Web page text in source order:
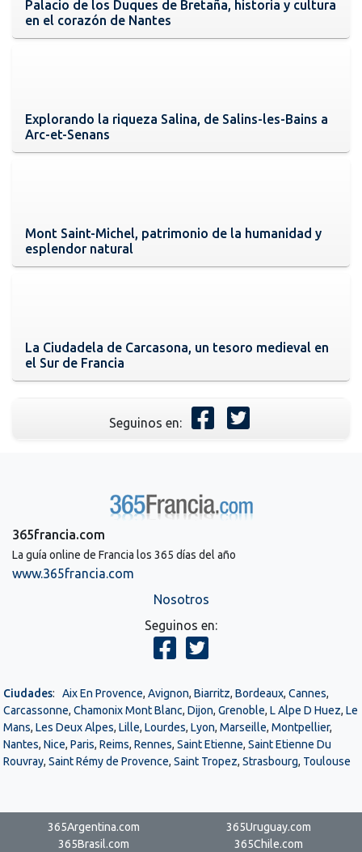
Palacio de los Duques de Bretaña, historia y cultura
en el corazón de Nantes
Explorando la riqueza Salina, de Salins-les-Bains a
Arc-et-Senans
Mont Saint-Michel, patrimonio de la humanidad y
esplendor natural
La Ciudadela de Carcasona, un tesoro medieval en
el Sur de Francia
Seguinos en:
365francia.com
La guía online de Francia los 365 días del año
www.365francia.com
Nosotros
Seguinos en:
Ciudades: Aix En Provence, Avignon, Biarritz, Bordeaux, Cannes,
Carcassonne, Chamonix Mont Blanc, Dijon, Grenoble, L Alpe D Huez, Le
Mans, Les Deux Alpes, Lille, Lourdes, Lyon, Marseille, Montpellier,
Nantes, Nice, Paris, Reims, Rennes, Saint Etienne, Saint Etienne Du
Rouvray, Saint Rémy de Provence, Saint Tropez, Strasbourg, Toulouse
365Argentina.com
365Uruguay.com
365Brasil.com
365Chile.com